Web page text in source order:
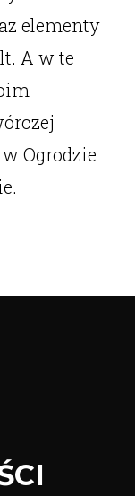
elementy
A w te
Ogrodzie